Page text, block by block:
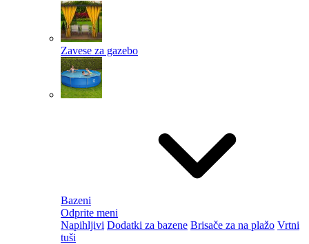
Zavese za gazebo
Bazeni
Odprite meni
Napihljivi Dodatki za bazene Brisače za na plažo Vrtni
tuši